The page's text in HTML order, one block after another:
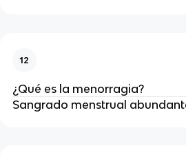
12
¿Qué es la menorragia?
Sangrado menstrual